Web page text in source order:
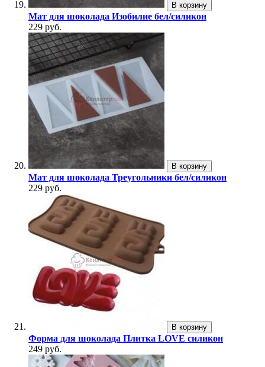
В корзину
Мат для шоколада Изобилие бел/силикон
229 руб.
В корзину
Мат для шоколада Треугольники бел/силикон
229 руб.
В корзину
Форма для шоколада Плитка LOVE силикон
249 руб.